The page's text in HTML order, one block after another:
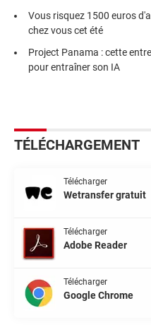
Vous risquez 1500 euros
chez vous cet été
Project Panama : cette
pour entraîner son IA
TÉLÉCHARGEMENT
Télécharger
Wetransfer gratuit
Télécharger
Adobe Reader
Télécharger
Google Chrome